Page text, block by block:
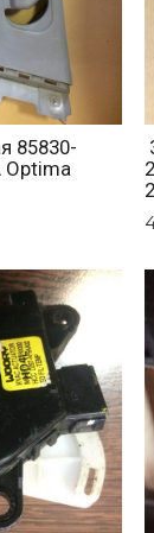
85830-
Optima